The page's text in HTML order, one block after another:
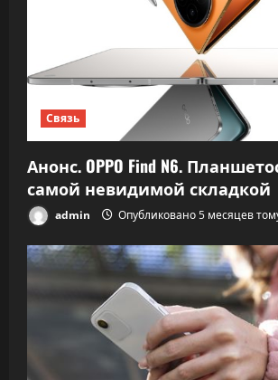
Связь
Анонс. OPPO Find N6.
самой невидимой складкой
admin Опубликовано 5 месяцев